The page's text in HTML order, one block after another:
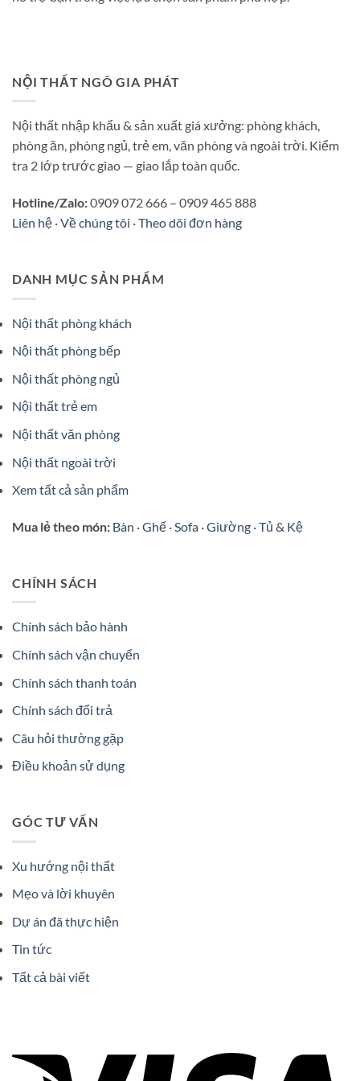
NỘI THẤT NGÔ GIA PHÁT
Nội thất nhập khẩu & sản xuất giá xưởng: phòng khách,
phòng ăn, phòng ngủ, trẻ em, văn phòng và ngoài trời. Kiểm
tra 2 lớp trước giao — giao lắp toàn quốc.
Hotline/Zalo:0909 072 666 – 0909 465 888
Liên hệ ·Về chúng tôi ·Theo dõi đơn hàng
DANH MỤC SẢN PHẨM
Nội thất phòng khách
Nội thất phòng bếp
Nội thất phòng ngủ
Nội thất trẻ em
Nội thất văn phòng
Nội thất ngoài trời
Xem tất cả sản phẩm
Mua lẻ theo món: Bàn ·Ghế ·Sofa ·Giường ·Tủ & Kệ
CHÍNH SÁCH
Chính sách bảo hành
Chính sách vận chuyển
Chính sách thanh toán
Chính sách đổi trả
Câu hỏi thường gặp
Điều khoản sử dụng
GÓC TƯ VẤN
Xu hướng nội thất
Mẹo và lời khuyên
Dự án đã thực hiện
Tin tức
Tất cả bài viết